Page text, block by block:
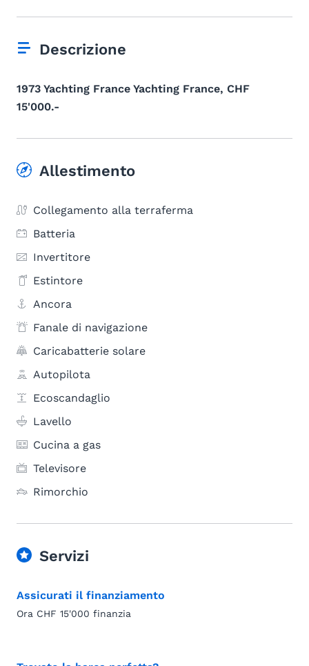
Descrizione
1973 Yachting France Yachting France, CHF
15'000.-
Allestimento
Collegamento alla terraferma
Batteria
Invertitore
Estintore
Ancora
Fanale di navigazione
Caricabatterie solare
Autopilota
Ecoscandaglio
Lavello
Cucina a gas
Televisore
Rimorchio
Servizi
Assicurati il finanziamento
Ora CHF 15'000 finanzia